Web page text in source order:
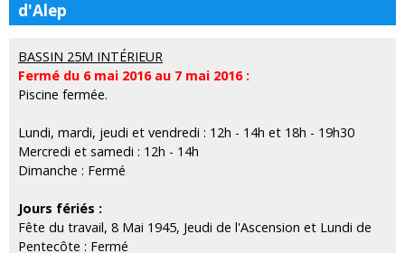
d'Alep
BASSIN 25M INTÉRIEUR
Fermé du 6 mai 2016 au 7 mai 2016 :
Piscine fermée.
Lundi, mardi, jeudi et vendredi : 12h - 14h et 18h - 19h30
Mercredi et samedi : 12h - 14h
Dimanche : Fermé
Jours fériés :
Fête du travail, 8 Mai 1945, Jeudi de l'Ascension et Lundi de
Pentecôte : Fermé